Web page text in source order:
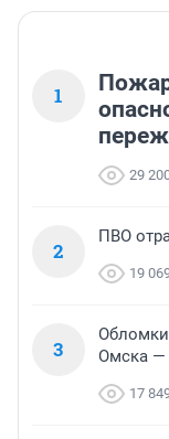
1
29
2
ПВО
19
3
Омска —
17